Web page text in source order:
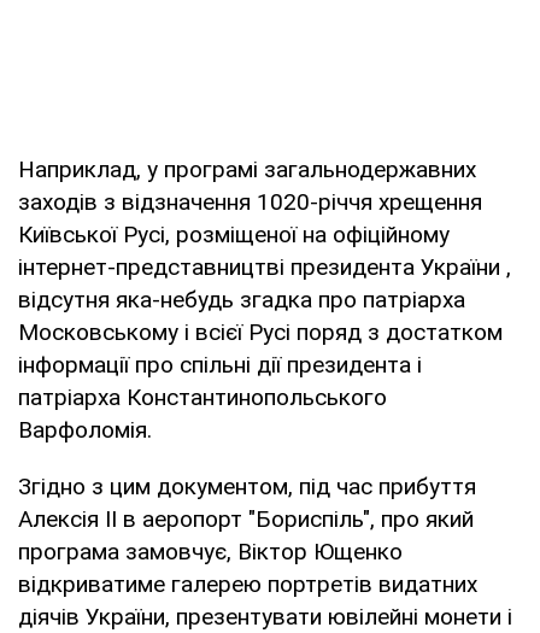
Наприклад, у програмі загальнодержавних
заходів з відзначення 1020-річчя хрещення
Київської Русі, розміщеної на офіційному
інтернет-представництві президента України ,
відсутня яка-небудь згадка про патріарха
Московському і всієї Русі поряд з достатком
інформації про спільні дії президента і
патріарха Константинопольського
Варфоломія.
Згідно з цим документом, під час прибуття
Алексія II в аеропорт "Бориспіль", про який
програма замовчує, Віктор Ющенко
відкриватиме галерею портретів видатних
діячів України, презентувати ювілейні монети і